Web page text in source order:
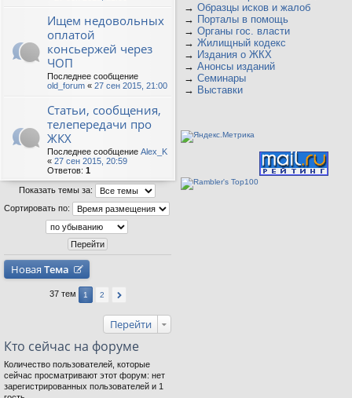
Ищем недовольных
оплатой
консьержей через
ЧОП
Последнее сообщение
old_forum « 27 сен 2015, 21:00
Статьи, сообщения,
телепередачи про
ЖКХ
Последнее сообщение Alex_K
« 27 сен 2015, 20:59
Ответов: 1
Показать темы за:
Сортировать по:
Новая Тема
37 тем 1 2
Перейти
Кто сейчас на форуме
Количество пользователей, которые
сейчас просматривают этот форум: нет
зарегистрированных пользователей и 1
→ Образцы исков и жалоб
→ Порталы в помощь
→ Органы гос. власти
→ Жилищный кодекс
→ Издания о ЖКХ
→ Анонсы изданий
→ Семинары
→ Выставки